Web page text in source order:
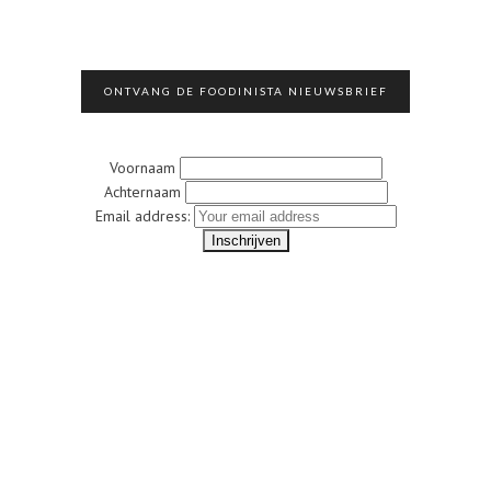
ONTVANG DE FOODINISTA NIEUWSBRIEF
Voornaam
Achternaam
Email address: